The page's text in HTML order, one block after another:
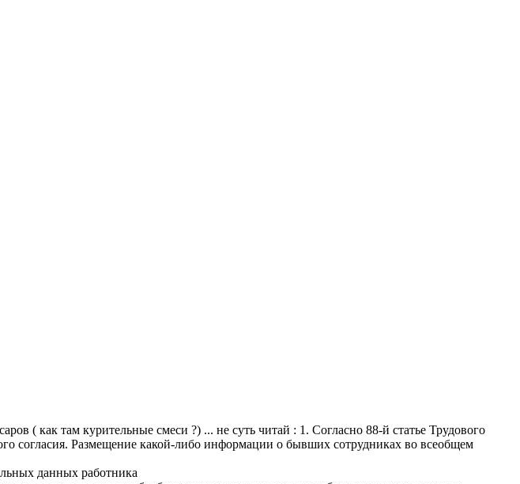
( как там курительные смеси ?) ... не суть читай : 1. Согласно 88-й статье Трудового
согласия. Размещение какой-либо информации о бывших сотрудниках во всеобщем
данных работника